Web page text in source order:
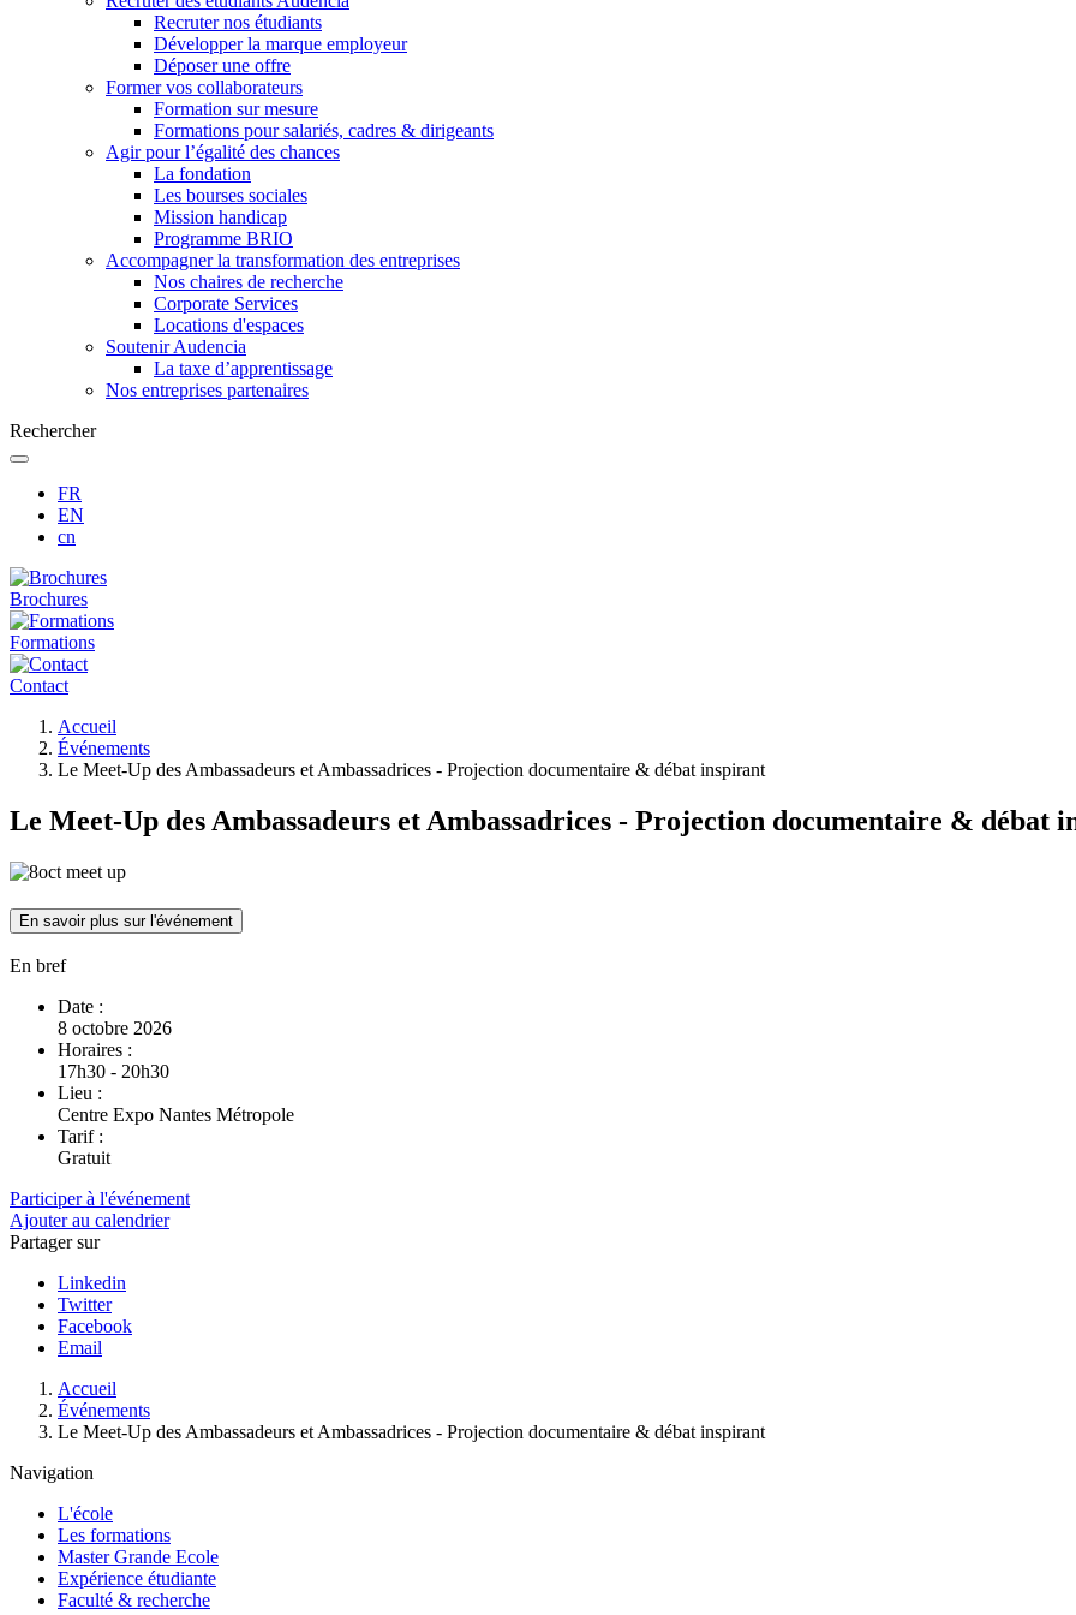
Recruter nos étudiants
Développer la marque employeur
Déposer une offre
Former vos collaborateurs
Formation sur mesure
Formations pour salariés, cadres & dirigeants
Agir pour l’égalité des chances
La fondation
Les bourses sociales
Mission handicap
Programme BRIO
Accompagner la transformation des entreprises
Nos chaires de recherche
Corporate Services
Locations d'espaces
Soutenir Audencia
La taxe d’apprentissage
Nos entreprises partenaires
Rechercher
FR
EN
cn
Brochures
Formations
Contact
d'Ariane
Accueil
Événements
Le Meet-Up des Ambassadeurs et Ambassadrices - Projection documentaire & débat inspirant
Le Meet-Up des Ambassadeurs et Ambassadrices - Projection documentaire & débat
En savoir plus sur l'événement
En bref
Date :
8 octobre 2026
Horaires :
17h30 - 20h30
Lieu :
Centre Expo Nantes Métropole
Tarif :
Gratuit
Participer à l'événement
Ajouter au calendrier
Partager sur
Linkedin
Twitter
Facebook
Email
d'Ariane
Accueil
Événements
Le Meet-Up des Ambassadeurs et Ambassadrices - Projection documentaire & débat inspirant
Navigation
L'école
Les formations
Master Grande Ecole
Expérience étudiante
Faculté & recherche